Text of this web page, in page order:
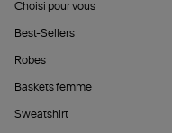
Choisi pour vous
Best-Sellers
Robes
Baskets femme
Sweatshirt